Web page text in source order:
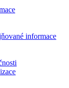
informace